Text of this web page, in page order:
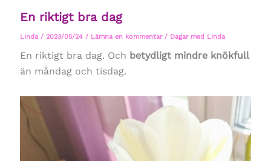
En riktigt bra dag
Linda / 2023/05/24 / Lämna en kommentar / Dagar med Linda
En riktigt bra dag. Och betydligt mindre knökfull
än måndag och tisdag.